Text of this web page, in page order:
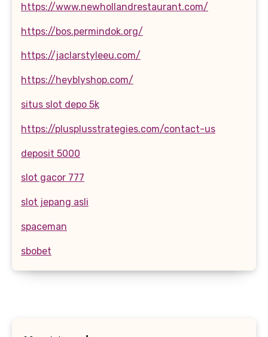
https://www.newhollandrestaurant.com/
https://bos.permindok.org/
https://jaclarstyleeu.com/
https://heyblyshop.com/
situs slot depo 5k
https://plusplusstrategies.com/contact-us
deposit 5000
slot gacor 777
slot jepang asli
spaceman
sbobet